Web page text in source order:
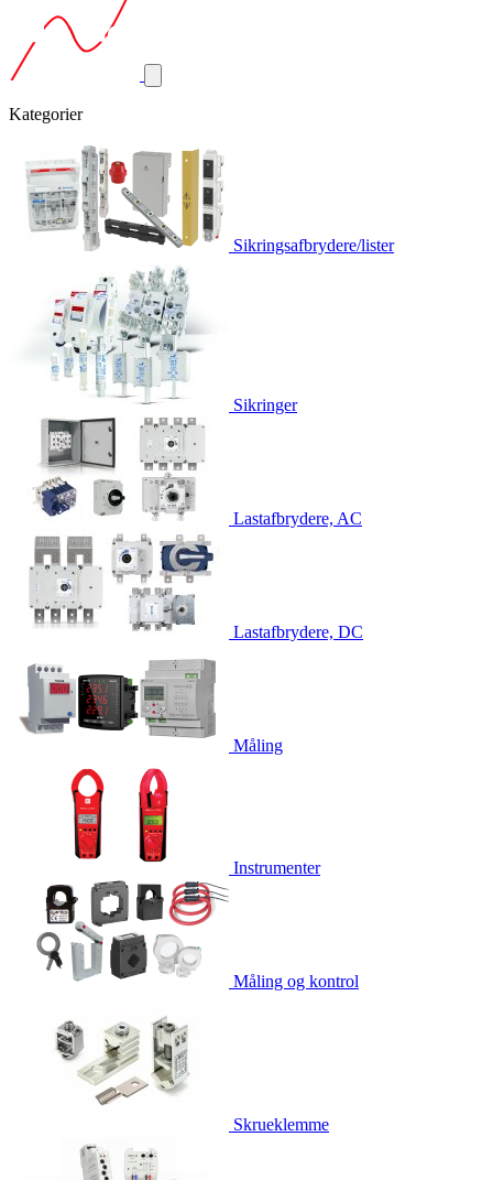
Kategorier
Sikringsafbrydere/lister
Sikringer
Lastafbrydere, AC
Lastafbrydere, DC
Måling
Instrumenter
Måling og kontrol
Skrueklemme